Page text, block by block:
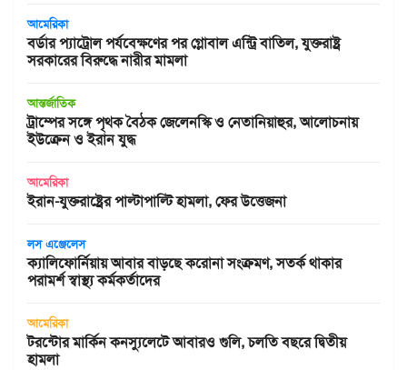
আমেরিকা
বর্ডার প্যাট্রোল পর্যবেক্ষণের পর গ্লোবাল এন্ট্রি বাতিল, যুক্তরাষ্ট্র
সরকারের বিরুদ্ধে নারীর মামলা
আন্তর্জাতিক
ট্রাম্পের সঙ্গে পৃথক বৈঠক জেলেনস্কি ও নেতানিয়াহুর, আলোচনায়
ইউক্রেন ও ইরান যুদ্ধ
আমেরিকা
ইরান-যুক্তরাষ্ট্রের পাল্টাপাল্টি হামলা, ফের উত্তেজনা
লস এঞ্জেলেস
ক্যালিফোর্নিয়ায় আবার বাড়ছে করোনা সংক্রমণ, সতর্ক থাকার
পরামর্শ স্বাস্থ্য কর্মকর্তাদের
আমেরিকা
টরন্টোর মার্কিন কনস্যুলেটে আবারও গুলি, চলতি বছরে দ্বিতীয়
হামলা